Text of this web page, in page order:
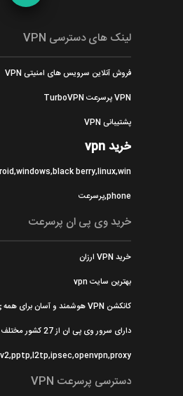
لینک های دسترسی VPN
فروش آنلاین سرویس های امنیتی VPN
VPN پرسرعت TurboVPN
پشتیبانی VPN
خرید vpn
berry,linux,win
phone,پرسرعت
خرید وی پی ان پرسرعت
خرید VPN ارزان
بهترین سایت vpn
کانکشن VPN هوشمند و آسان برای همه ی دستگاه ها
دارای سرور وی پی ان از 27 کشور مختلف
دسترسی پرسرعت VPN